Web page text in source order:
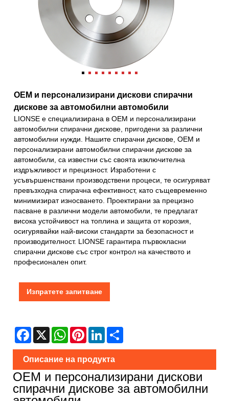
OEM и персонализирани дискови спирачни
дискове за автомобилни автомобили
LIONSE е специализирана в OEM и персонализирани
автомобилни спирачни дискове, пригодени за различни
автомобилни нужди. Нашите спирачни дискове, OEM и
персонализирани автомобилни спирачни дискове за
автомобили, са известни със своята изключителна
издръжливост и прецизност. Изработени с
усъвършенствани производствени процеси, те осигуряват
превъзходна спирачна ефективност, като същевременно
минимизират износването. Проектирани за прецизно
пасване в различни модели автомобили, те предлагат
висока устойчивост на топлина и защита от корозия,
осигурявайки най-високи стандарти за безопасност и
производителност. LIONSE гарантира първокласни
спирачни дискове със строг контрол на качеството и
професионален опит.
Изпратете запитване
Facebook
X WhatsAppPinterestLinkedIn
Описание на продукта
OEM и персонализирани дискови
спирачни дискове за автомобилни